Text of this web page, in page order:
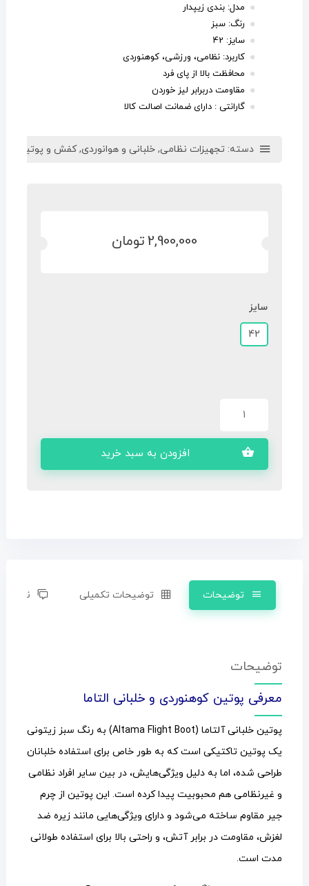
مدل: بندی زیپدار
رنگ: سبز
سایز: 42
کاربرد: نظامی، ورزشی، کوهنوردی
محافظت بالا از پای فرد
مقاومت دربرابر لیز خوردن
گارانتی : دارای ضمانت اصالت کالا
دسته: تجهیزات نظامی, خلبانی و هوانوردی,کفش و پوتین
2,900,000تومان
سایز
42
افزودن به سبد خرید
توضیحات توضیحات تکمیلی نظرات (0)
توضیحات
معرفی پوتین کوهنوردی و خلبانی التاما
پوتین خلبانی آلتاما (Altama Flight Boot) به رنگ سبز زیتونی
یک پوتین تاکتیکی است که به طور خاص برای استفاده خلبانان
طراحی شده، اما به دلیل ویژگی‌هایش، در بین سایر افراد نظامی
و غیرنظامی هم محبوبیت پیدا کرده است. این پوتین از چرم
جیر مقاوم ساخته می‌شود و دارای ویژگی‌هایی مانند زیره ضد
لغزش، مقاومت در برابر آتش، و راحتی بالا برای استفاده طولانی
مدت است.